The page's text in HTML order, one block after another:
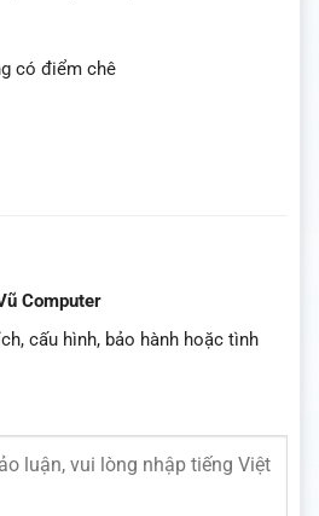
có điểm chê
Computer
cấu hình, bảo hành hoặc tình